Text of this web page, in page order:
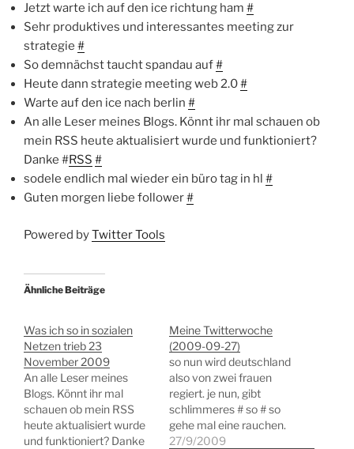
Jetzt warte ich auf den ice richtung ham #
Sehr produktives und interessantes meeting zur
strategie #
So demnächst taucht spandau auf#
Heute dann strategie meeting web 2.0#
Warte auf den ice nach berlin #
An alle Leser meines Blogs. Könnt ihr mal schauen ob
mein RSS heute aktualisiert wurde und funktioniert?
Danke #RSS #
sodele endlich mal wieder ein büro tag in hl #
Guten morgen liebe follower#
Powered byTwitter Tools
Ähnliche Beiträge
Was ich so in sozialen
Netzen trieb 23
November 2009
An alle Leser meines
Blogs. Könnt ihr mal
schauen ob mein RSS
heute aktualisiert wurde
und funktioniert? Danke
Meine Twitterwoche
(2009-09-27)
so nun wird deutschland
also von zwei frauen
regiert. je nun, gibt
schlimmeres # so # so
gehe mal eine rauchen.
und wehe mir followen
27/9/2009